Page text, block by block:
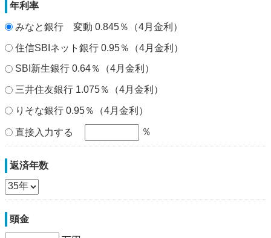
年利率
みなと銀行 変動 0.845％（4月金利）
住信SBIネット銀行 0.95％（4月金利）
SBI新生銀行 0.64％（4月金利）
三井住友銀行 1.075％（4月金利）
りそな銀行 0.95％（4月金利）
直接入力する ％
返済年数
頭金